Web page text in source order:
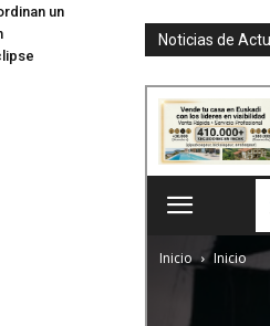
un
Noticias de